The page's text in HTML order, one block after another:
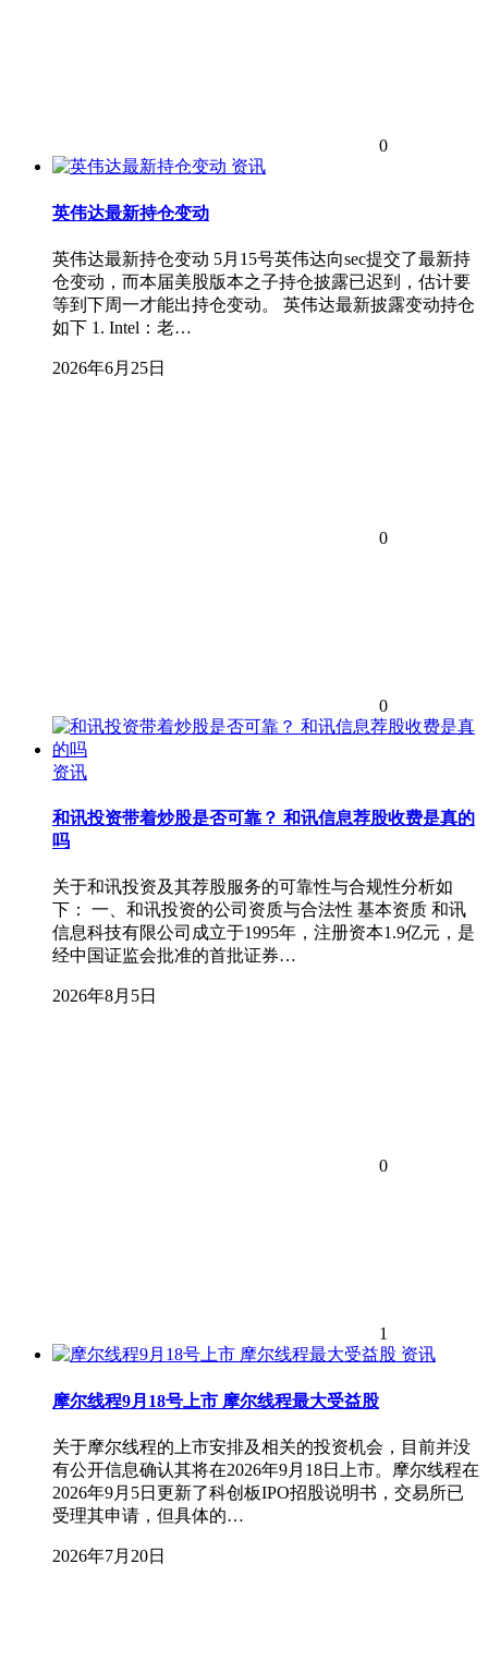
0
资讯
英伟达最新持仓变动
英伟达最新持仓变动 5月15号英伟达向sec提交了最新持
仓变动，而本届美股版本之子持仓披露已迟到，估计要
等到下周一才能出持仓变动。 英伟达最新披露变动持仓
如下 1. Intel：老…
2026年6月25日
0
0
资讯
和讯投资带着炒股是否可靠？ 和讯信息荐股收费是真的
吗
关于和讯投资及其荐股服务的可靠性与合规性分析如
下： 一、和讯投资的公司资质与合法性 基本资质 和讯
信息科技有限公司成立于1995年，注册资本1.9亿元，是
经中国证监会批准的首批证券…
2026年8月5日
0
1
资讯
摩尔线程9月18号上市 摩尔线程最大受益股
关于摩尔线程的上市安排及相关的投资机会，目前并没
有公开信息确认其将在2026年9月18日上市。摩尔线程在
2026年9月5日更新了科创板IPO招股说明书，交易所已
受理其申请，但具体的…
2026年7月20日